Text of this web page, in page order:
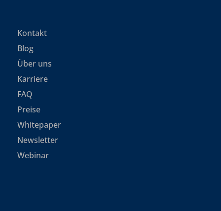
Kontakt
Blog
Über uns
Karriere
FAQ
Preise
Whitepaper
Newsletter
Webinar